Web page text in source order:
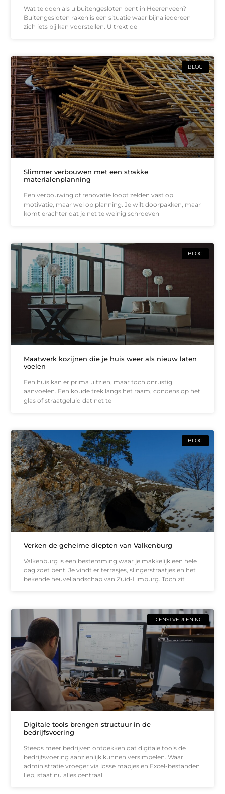
Wat te doen als u buitengesloten bent in Heerenveen?
Buitengesloten raken is een situatie waar bijna iedereen
zich iets bij kan voorstellen. U trekt de
BLOG
Slimmer verbouwen met een strakke
materialenplanning
Een verbouwing of renovatie loopt zelden vast op
motivatie, maar wel op planning. Je wilt doorpakken, maar
komt erachter dat je net te weinig schroeven
BLOG
Maatwerk kozijnen die je huis weer als nieuw laten
voelen
Een huis kan er prima uitzien, maar toch onrustig
aanvoelen. Een koude trek langs het raam, condens op het
glas of straatgeluid dat net te
BLOG
Verken de geheime diepten van Valkenburg
Valkenburg is een bestemming waar je makkelijk een hele
dag zoet bent. Je vindt er terrasjes, slingerstraatjes en het
bekende heuvellandschap van Zuid-Limburg. Toch zit
DIENSTVERLENING
Digitale tools brengen structuur in de
bedrijfsvoering
Steeds meer bedrijven ontdekken dat digitale tools de
bedrijfsvoering aanzienlijk kunnen versimpelen. Waar
administratie vroeger via losse mapjes en Excel-bestanden
liep, staat nu alles centraal